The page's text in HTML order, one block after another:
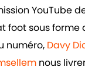
YouTube
foot sous forme
numéro, Davy
nous